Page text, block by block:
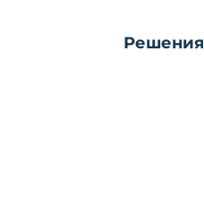
Решения